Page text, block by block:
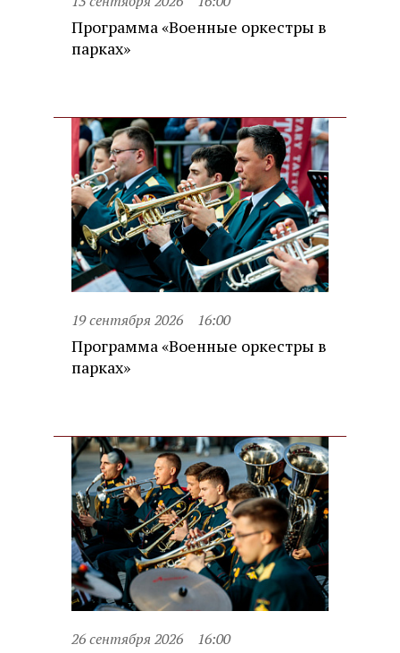
Программа «Военные оркестры в
парках»
19 сентября 2026 16:00
Программа «Военные оркестры в
парках»
26 сентября 2026 16:00